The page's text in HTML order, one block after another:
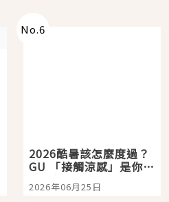
No.6
2026酷暑該怎麼度過？
GU 「接觸涼感」是你的
夏日救星
2026年06月25日